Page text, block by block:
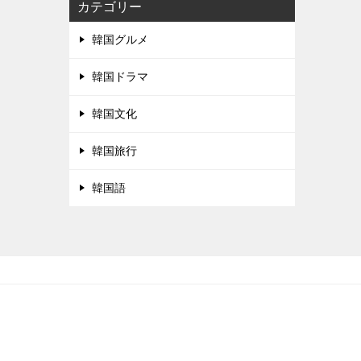
カテゴリー
韓国グルメ
韓国ドラマ
韓国文化
韓国旅行
韓国語